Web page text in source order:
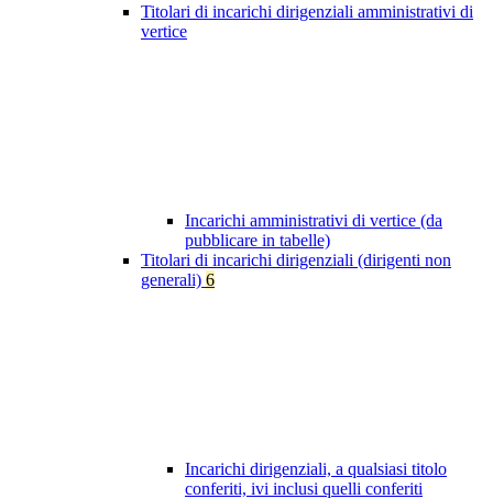
Titolari di incarichi dirigenziali amministrativi di
vertice
Incarichi amministrativi di vertice (da
pubblicare in tabelle)
Titolari di incarichi dirigenziali (dirigenti non
generali) 6
Incarichi dirigenziali, a qualsiasi titolo
conferiti, ivi inclusi quelli conferiti